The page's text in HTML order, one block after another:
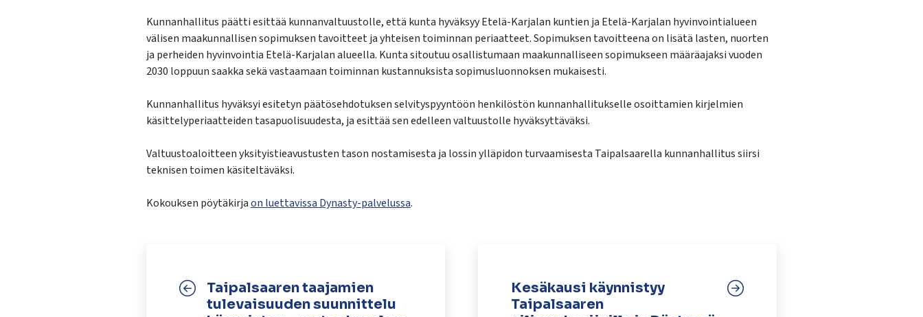
Kunnanhallitus päätti esittää kunnanvaltuustolle, että kunta hyväksyy Etelä-Karjalan kuntien ja Etelä-Karjalan hyvinvointialueen
välisen maakunnallisen sopimuksen tavoitteet ja yhteisen toiminnan periaatteet. Sopimuksen tavoitteena on lisätä lasten, nuorten
ja perheiden hyvinvointia Etelä-Karjalan alueella. Kunta sitoutuu osallistumaan maakunnalliseen sopimukseen määräajaksi vuoden
2030 loppuun saakka sekä vastaamaan toiminnan kustannuksista sopimusluonnoksen mukaisesti.
Kunnanhallitus hyväksyi esitetyn päätösehdotuksen selvityspyyntöön henkilöstön kunnanhallitukselle osoittamien kirjelmien
käsittelyperiaatteiden tasapuolisuudesta, ja esittää sen edelleen valtuustolle hyväksyttäväksi.
Valtuustoaloitteen yksityistieavustusten tason nostamisesta ja lossin ylläpidon turvaamisesta Taipalsaarella kunnanhallitus siirsi
teknisen toimen käsiteltäväksi.
Kokouksen pöytäkirjaon luettavissa Dynasty-palvelussa.
Taipalsaaren taajamien
tulevaisuuden suunnittelu
Kesäkausi käynnistyy
Taipalsaaren